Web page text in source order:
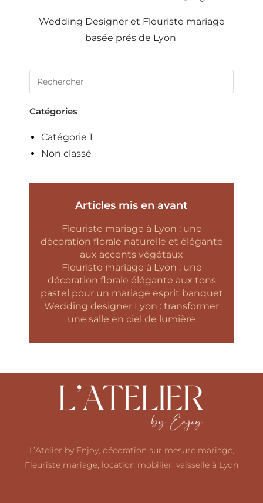
Wedding Designer et Fleuriste mariage
basée prés de Lyon
Catégories
Catégorie 1
Non classé
Articles mis en avant
Fleuriste mariage à Lyon : une
décoration florale naturelle et élégante
aux accents végétaux
Fleuriste mariage à Lyon : une
décoration florale élégante aux tons
pastel pour un mariage esprit banquet
Wedding designer Lyon : transformer
une salle en ciel de lumière
L’Atelier by Enjoy, décoration sur mesure mariage,
Fleuriste mariage, location mobilier, vaisselle à Lyon